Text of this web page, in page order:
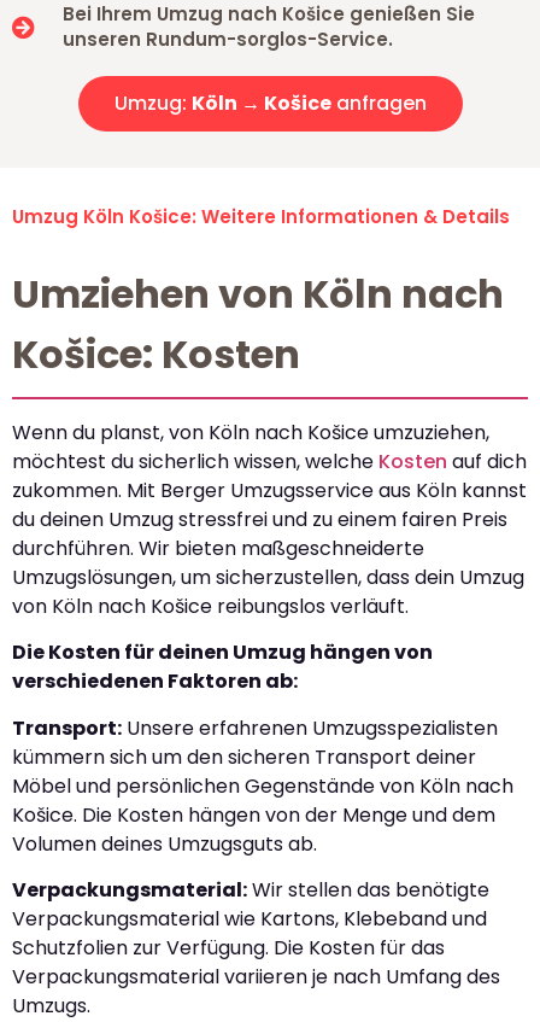
Bei Ihrem Umzug nach Košice genießen Sie
unseren Rundum-sorglos-Service.
Umzug: Köln → Košiceanfragen
Umzug Köln Košice: Weitere Informationen & Details
Umziehen von Köln nach
Košice: Kosten
Wenn du planst, von Köln nach Košice umzuziehen,
möchtest du sicherlich wissen, welche Kosten auf dich
zukommen. Mit Berger Umzugsservice aus Köln kannst
du deinen Umzug stressfrei und zu einem fairen Preis
durchführen. Wir bieten maßgeschneiderte
Umzugslösungen, um sicherzustellen, dass dein Umzug
von Köln nach Košice reibungslos verläuft.
Die Kosten für deinen Umzug hängen von
verschiedenen Faktoren ab:
Transport: Unsere erfahrenen Umzugsspezialisten
kümmern sich um den sicheren Transport deiner
Möbel und persönlichen Gegenstände von Köln nach
Košice. Die Kosten hängen von der Menge und dem
Volumen deines Umzugsguts ab.
Verpackungsmaterial:Wir stellen das benötigte
Verpackungsmaterial wie Kartons, Klebeband und
Schutzfolien zur Verfügung. Die Kosten für das
Verpackungsmaterial variieren je nach Umfang des
Umzugs.